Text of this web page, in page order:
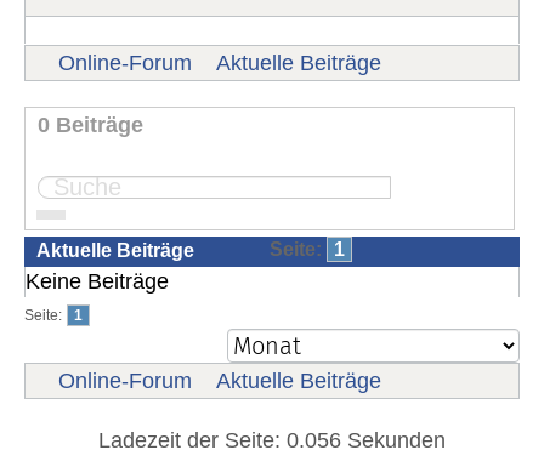
Online-Forum Aktuelle Beiträge
0 Beiträge
Seite: 1
Aktuelle Beiträge
Keine Beiträge
Seite: 1
Online-Forum Aktuelle Beiträge
Ladezeit der Seite: 0.056 Sekunden